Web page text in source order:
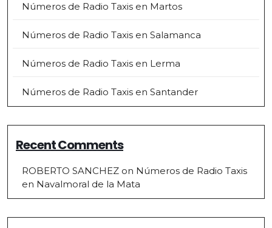
Números de Radio Taxis en Martos
Números de Radio Taxis en Salamanca
Números de Radio Taxis en Lerma
Números de Radio Taxis en Santander
Recent Comments
ROBERTO SANCHEZ on Números de Radio Taxis
en Navalmoral de la Mata